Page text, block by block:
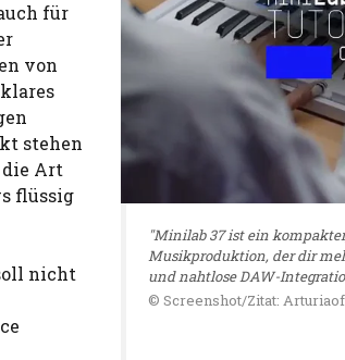
für
von
stehen
Art
flüssig
nicht
"Minilab 37 ist ein
Musikproduktion, der dir
und nahtlose DAW-
© Screenshot/Zitat: